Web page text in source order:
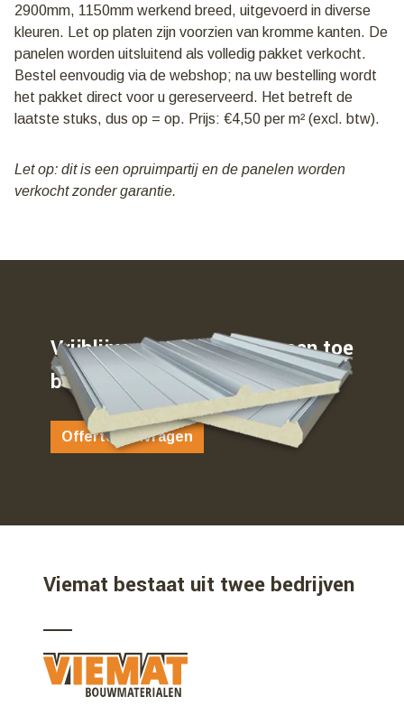
4,50
per
aantal
2900mm, 1150mm werkend breed, uitgevoerd in diverse
kleuren. Let op platen zijn voorzien van kromme kanten. De
panelen worden uitsluitend als volledig pakket verkocht.
Bestel eenvoudig via de webshop; na uw bestelling wordt
het pakket direct voor u gereserveerd. Het betreft de
laatste stuks, dus op = op. Prijs: €4,50 per m² (excl. btw).
Let op: dit is een opruimpartij en de panelen worden
verkocht zonder garantie.
Vrijblijvend weten waar u aan toe
bent…
Offerte aanvragen
Viemat bestaat uit twee bedrijven